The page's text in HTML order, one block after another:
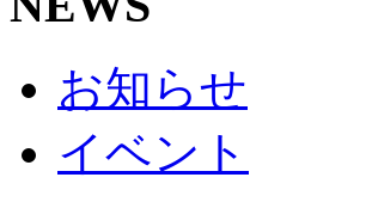
お知らせ
イベント